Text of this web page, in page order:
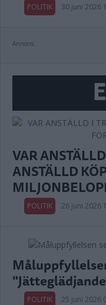
POLITIK 30 juni 2026
Annons:
VAR
ANSTÄLLD
POLITIK 26 juni 2026
POLITIK 25 juni 2026